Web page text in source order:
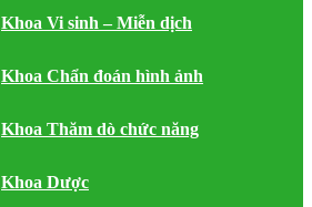
Khoa Vi sinh – Miễn dịch
Khoa Chẩn đoán hình ảnh
Khoa Thăm dò chức năng
Khoa Dược